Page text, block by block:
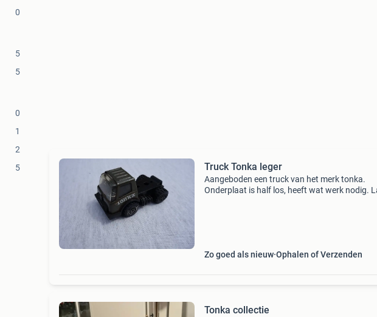
0
5
5
0
1
2
5 Truck Tonka leger
Aangeboden een truck van het merk tonka.
Onderplaat is half los, heeft wat werk nodig.
Zo goed als nieuw Ophalen of Verzenden
Tonka collectie